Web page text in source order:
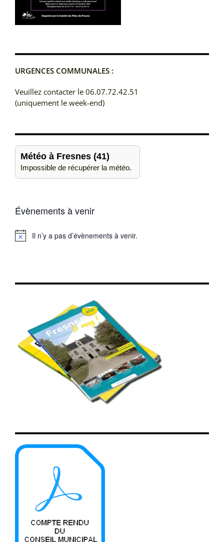
URGENCES COMMUNALES :
Veuillez contacter le 06.07.72.42.51
(uniquement le week-end)
Météo à Fresnes (41)
Impossible de récupérer la météo.
Évènements à venir
NoticeIl n’y a pas d’évènements à venir.